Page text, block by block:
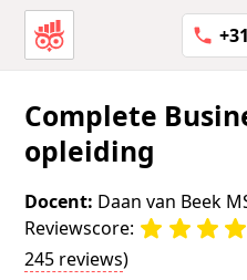
Complete
opleiding
Docent: Daan van Beek
Reviewscore:
245 reviews)